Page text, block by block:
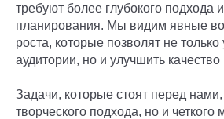
требуют более глубокого подхода и
планирования. Мы видим явные
роста, которые позволят не только
аудитории, но и улучшить
Задачи, которые стоят перед
творческого подхода, но и